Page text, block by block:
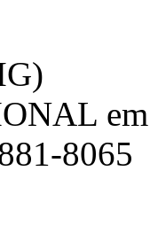
8065